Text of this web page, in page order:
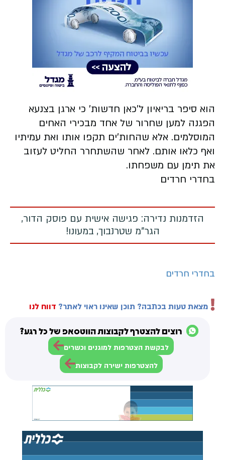
הוא סיפר בריאיון ל'כאן חדשות' כי ארגן בצנעא
הפגנה למען שחרור של אחד מבכירי האחים
המוסלמים. אלא שהחות'ים תקפו אותו ואת עמיתיו
ואף כלאו אותם. לאחר שהשתחרר החליט לעזוב
את תימן עם משפחתו.
בחדרי חרדים
הזדמנות נדירה: פגישה אישית עם פוסק הדור,
הגר"מ שטרנבוך, במעונו!
בחדרי חרדים
מצאת טעות בכתבה? תוכן שאינו ראוי לאתר? דווח לנו
רוצים להצטרף לקבוצות הווטסאפ של כל רגע?
לבקשת הצטרפות למוגנים וכשרים
להצטרפות ישירה לקבוצות